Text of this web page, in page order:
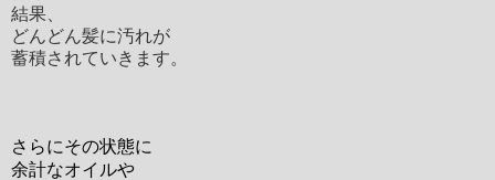
結果、
どんどん髪に汚れが
蓄積されていきます。
さらにその状態に
余計なオイルや